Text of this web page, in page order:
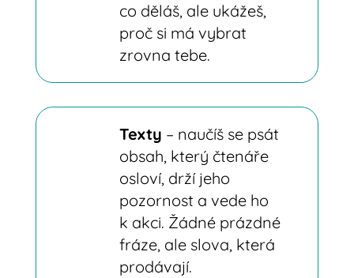
co děláš, ale ukážeš,
proč si má vybrat
zrovna tebe.
Texty – naučíš se psát
obsah, který čtenáře
osloví, drží jeho
pozornost a vede ho
k akci. Žádné prázdné
fráze, ale slova, která
prodávají.